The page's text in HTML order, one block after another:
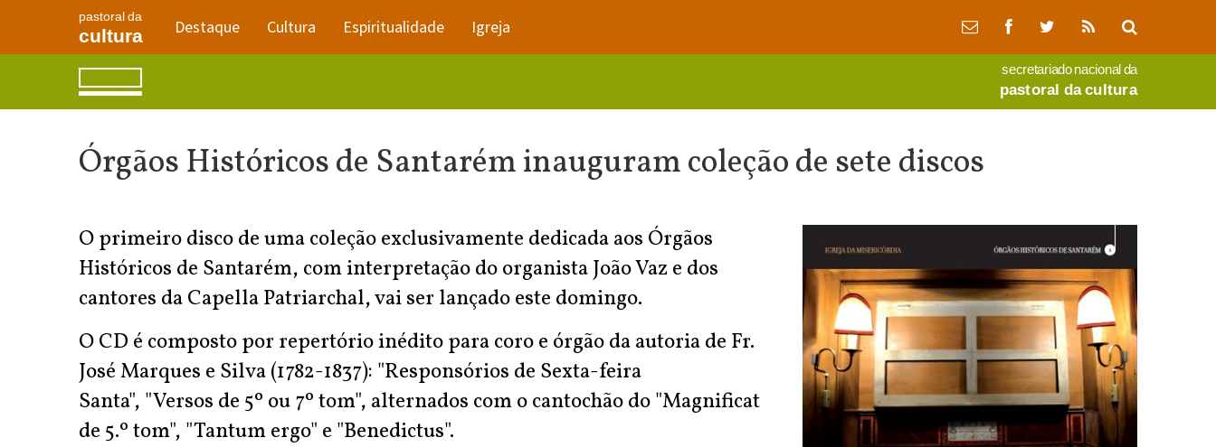
pastoral da
cultura Destaque Cultura Espiritualidade Igreja
secretariado nacional da
pastoral da cultura
Órgãos Históricos de Santarém inauguram coleção de sete discos
O primeiro disco de uma coleção exclusivamente dedicada aos Órgãos
Históricos de Santarém, com interpretação do organista João Vaz e dos
cantores da Capella Patriarchal, vai ser lançado este domingo.
O CD é composto por repertório inédito para coro e órgão da autoria de Fr.
José Marques e Silva (1782-1837): "Responsórios de Sexta-feira
Santa", "Versos de 5º ou 7º tom", alternados com o cantochão do "Magnificat
de 5.º tom", "Tantum ergo" e "Benedictus".